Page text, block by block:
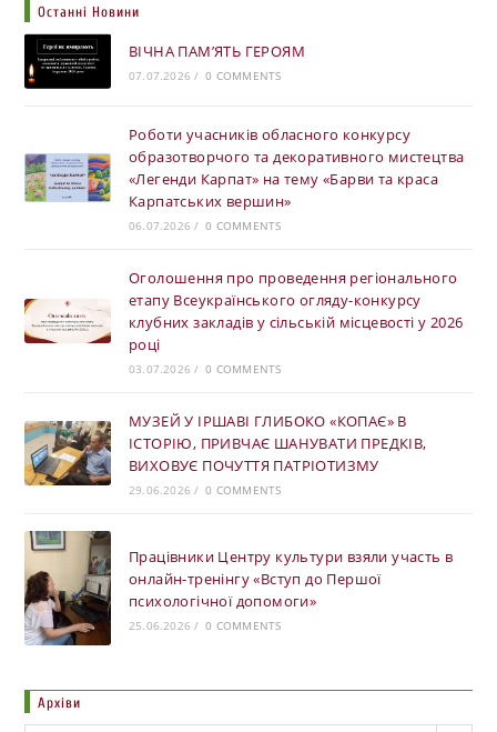
Останні Новини
ВІЧНА ПАМ’ЯТЬ ГЕРОЯМ
07.07.2026 / 0 COMMENTS
Роботи учасників обласного конкурсу
образотворчого та декоративного мистецтва
«Легенди Карпат» на тему «Барви та краса
Карпатських вершин»
06.07.2026 / 0 COMMENTS
Оголошення про проведення регіонального
етапу Всеукраїнського огляду-конкурсу
клубних закладів у сільській місцевості у 2026
році
03.07.2026 / 0 COMMENTS
МУЗЕЙ У ІРШАВІ ГЛИБОКО «КОПАЄ» В
ІСТОРІЮ, ПРИВЧАЄ ШАНУВАТИ ПРЕДКІВ,
ВИХОВУЄ ПОЧУТТЯ ПАТРІОТИЗМУ
29.06.2026 / 0 COMMENTS
Працівники Центру культури взяли участь в
онлайн-тренінгу «Вступ до Першої
психологічної допомоги»
25.06.2026 / 0 COMMENTS
Архіви